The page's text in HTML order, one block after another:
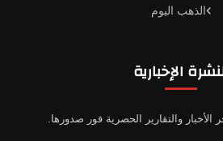
الذهب اليوم
الإخبارية
والتقارير الحصرية فور صدورها.